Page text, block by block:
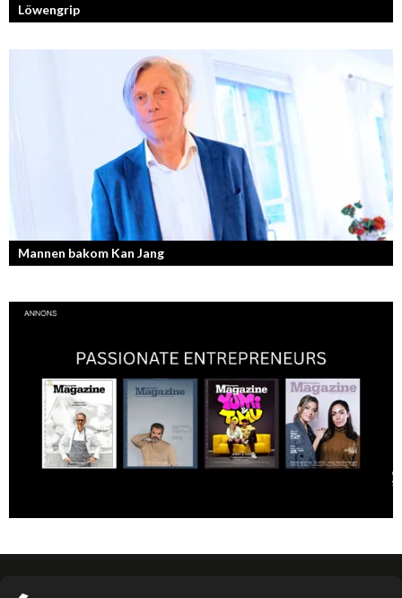
Löwengrip
Från bloggare till influencer och superentreprenör. En resa som fostrat
en kvinnlig entreprenör med en enormt stark förankran...
Mannen bakom Kan Jang
Georg Wikman är grundaren bakom hälsopreparaten Arctic Root, Kan